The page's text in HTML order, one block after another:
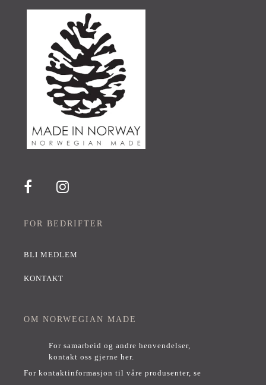
FOR BEDRIFTER
BLI MEDLEM
KONTAKT
OM NORWEGIAN MADE
For samarbeid og andre henvendelser,
kontakt oss gjerne her.
For kontaktinformasjon til våre produsenter, se